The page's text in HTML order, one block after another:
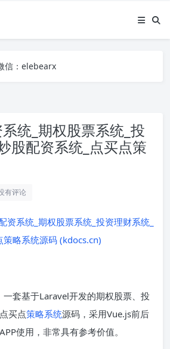
信：elebearx
统_期权股票系统_投
股配资系统_点买点策
有评论
资系统_期权股票系统_投资理财系统_
略系统源码 (kdocs.cn)
一套基于Laravel开发的期权股票、投
买点策略系统源码，采用Vue.js前后
使用，非常具有参考价值。